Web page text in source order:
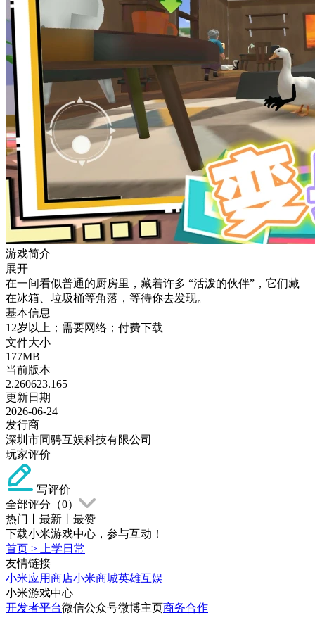
游戏简介
展开
在一间看似普通的厨房里，藏着许多 “活泼的伙伴”，它们藏
在冰箱、垃圾桶等角落，等待你去发现。
基本信息
12岁以上；需要网络；付费下载
文件大小
177MB
当前版本
2.260623.165
更新日期
2026-06-24
发行商
深圳市同骋互娱科技有限公司
玩家评价
写评价
全部评分（0）
热门
最新
最赞
下载小米游戏中心，参与互动！
首页 >
上学日常
友情链接
小米应用商店小米商城英雄互娱
小米游戏中心
开发者平台微信公众号微博主页商务合作